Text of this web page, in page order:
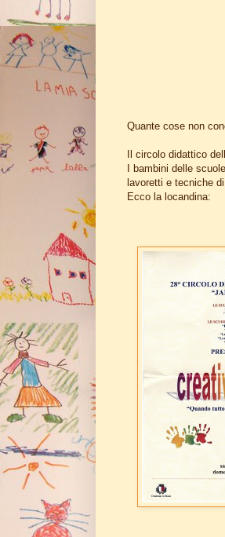
Quante cose non
Il circolo didattico
I bambini delle
lavoretti e tecniche
Ecco la locandina: